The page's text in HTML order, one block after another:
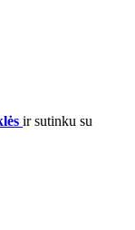
ir sutinku su